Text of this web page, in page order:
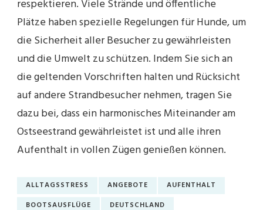
respektieren. Viele Strände und öffentliche
Plätze haben spezielle Regelungen für Hunde, um
die Sicherheit aller Besucher zu gewährleisten
und die Umwelt zu schützen. Indem Sie sich an
die geltenden Vorschriften halten und Rücksicht
auf andere Strandbesucher nehmen, tragen Sie
dazu bei, dass ein harmonisches Miteinander am
Ostseestrand gewährleistet ist und alle ihren
Aufenthalt in vollen Zügen genießen können.
ALLTAGSSTRESS ANGEBOTE
AUFENTHALT
BOOTSAUSFLÜGE
DEUTSCHLAND